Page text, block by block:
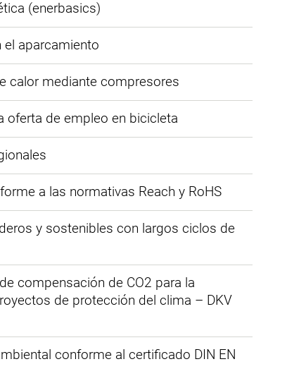
(enerbasics)
el aparcamiento
calor mediante compresores
oferta de empleo en bicicleta
a las normativas Reach y RoHS
y sostenibles con largos ciclos de
compensación de CO2 para la
de protección del clima – DKV
conforme al certificado DIN EN